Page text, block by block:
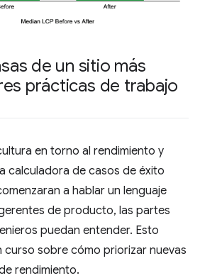
de un sitio más
prácticas de trabajo
en torno al rendimiento y
calculadora de casos de éxito
a hablar un lenguaje
de producto, las partes
puedan entender. Esto
sobre cómo priorizar nuevas
rendimiento.